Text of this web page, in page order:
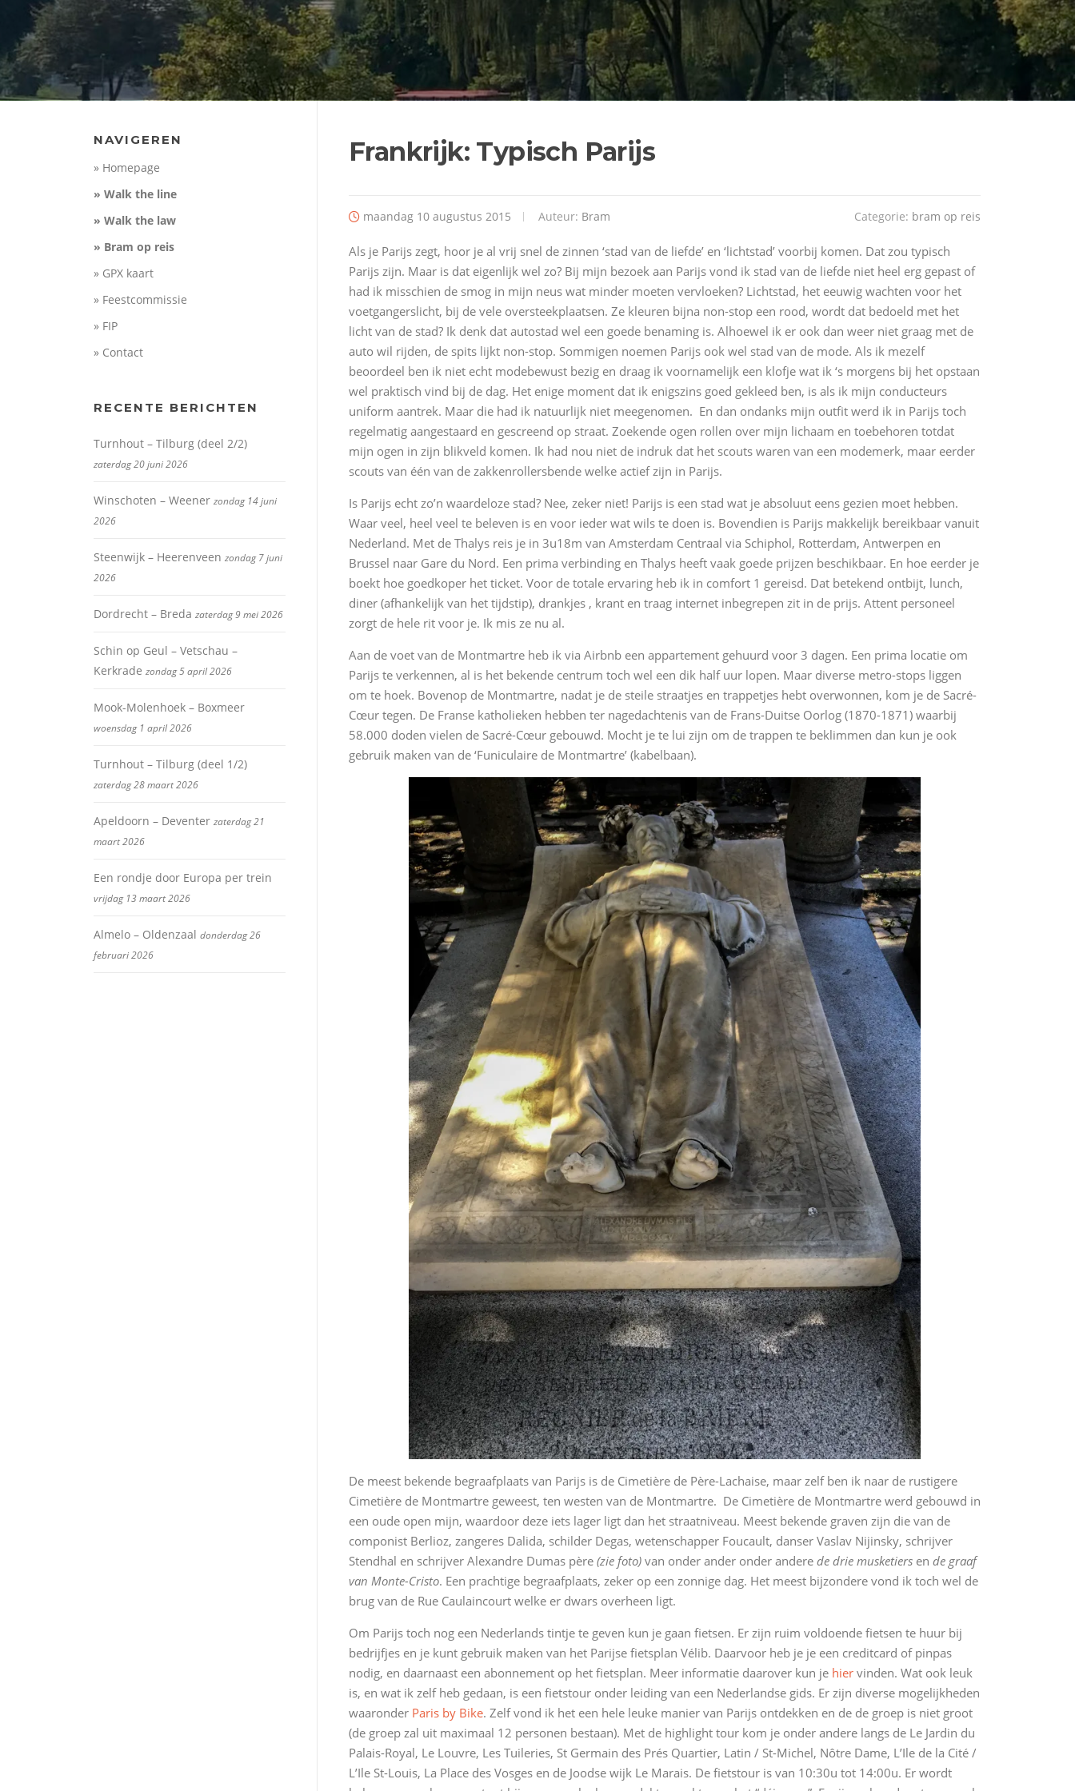
Frankrijk: Typisch Parijs
maandag 10 augustus 2015 Auteur: Bram Categorie: bram op reis
Als je Parijs zegt, hoor je al vrij snel de zinnen ‘stad van de liefde’ en ‘lichtstad’ voorbij komen. Dat zou typisch
Parijs zijn. Maar is dat eigenlijk wel zo? Bij mijn bezoek aan Parijs vond ik stad van de liefde niet heel erg gepast of
had ik misschien de smog in mijn neus wat minder moeten vervloeken? Lichtstad, het eeuwig wachten voor het
voetgangerslicht, bij de vele oversteekplaatsen. Ze kleuren bijna non-stop een rood, wordt dat bedoeld met het
licht van de stad? Ik denk dat autostad wel een goede benaming is. Alhoewel ik er ook dan weer niet graag met de
auto wil rijden, de spits lijkt non-stop. Sommigen noemen Parijs ook wel stad van de mode. Als ik mezelf
beoordeel ben ik niet echt modebewust bezig en draag ik voornamelijk een klofje wat ik ‘s morgens bij het opstaan
wel praktisch vind bij de dag. Het enige moment dat ik enigszins goed gekleed ben, is als ik mijn conducteurs
uniform aantrek. Maar die had ik natuurlijk niet meegenomen. En dan ondanks mijn outfit werd ik in Parijs toch
regelmatig aangestaard en gescreend op straat. Zoekende ogen rollen over mijn lichaam en toebehoren totdat
mijn ogen in zijn blikveld komen. Ik had nou niet de indruk dat het scouts waren van een modemerk, maar eerder
scouts van één van de zakkenrollersbende welke actief zijn in Parijs.
Is Parijs echt zo’n waardeloze stad? Nee, zeker niet! Parijs is een stad wat je absoluut eens gezien moet hebben.
Waar veel, heel veel te beleven is en voor ieder wat wils te doen is. Bovendien is Parijs makkelijk bereikbaar vanuit
Nederland. Met de Thalys reis je in 3u18m van Amsterdam Centraal via Schiphol, Rotterdam, Antwerpen en
Brussel naar Gare du Nord. Een prima verbinding en Thalys heeft vaak goede prijzen beschikbaar. En hoe eerder je
boekt hoe goedkoper het ticket. Voor de totale ervaring heb ik in comfort 1 gereisd. Dat betekend ontbijt, lunch,
diner (afhankelijk van het tijdstip), drankjes , krant en traag internet inbegrepen zit in de prijs. Attent personeel
zorgt de hele rit voor je. Ik mis ze nu al.
Aan de voet van de Montmartre heb ik via Airbnb een appartement gehuurd voor 3 dagen. Een prima locatie om
Parijs te verkennen, al is het bekende centrum toch wel een dik half uur lopen. Maar diverse metro-stops liggen
om te hoek. Bovenop de Montmartre, nadat je de steile straatjes en trappetjes hebt overwonnen, kom je de Sacré-
Cœur tegen. De Franse katholieken hebben ter nagedachtenis van de Frans-Duitse Oorlog (1870-1871) waarbij
58.000 doden vielen de Sacré-Cœur gebouwd. Mocht je te lui zijn om de trappen te beklimmen dan kun je ook
gebruik maken van de ‘Funiculaire de Montmartre’ (kabelbaan).
De meest bekende begraafplaats van Parijs is de Cimetière de Père-Lachaise, maar zelf ben ik naar de rustigere
Cimetière de Montmartre geweest, ten westen van de Montmartre. De Cimetière de Montmartre werd gebouwd in
een oude open mijn, waardoor deze iets lager ligt dan het straatniveau. Meest bekende graven zijn die van de
componist Berlioz, zangeres Dalida, schilder Degas, wetenschapper Foucault, danser Vaslav Nijinsky, schrijver
Stendhal en schrijver Alexandre Dumas père (zie foto) van onder ander onder andere de drie musketiers en de graaf
van Monte-Cristo. Een prachtige begraafplaats, zeker op een zonnige dag. Het meest bijzondere vond ik toch wel de
brug van de Rue Caulaincourt welke er dwars overheen ligt.
Om Parijs toch nog een Nederlands tintje te geven kun je gaan fietsen. Er zijn ruim voldoende fietsen te huur bij
bedrijfjes en je kunt gebruik maken van het Parijse fietsplan Vélib. Daarvoor heb je je een creditcard of pinpas
nodig, en daarnaast een abonnement op het fietsplan. Meer informatie daarover kun je hier vinden. Wat ook leuk
is, en wat ik zelf heb gedaan, is een fietstour onder leiding van een Nederlandse gids. Er zijn diverse mogelijkheden
waaronder Paris by Bike. Zelf vond ik het een hele leuke manier van Parijs ontdekken en de de groep is niet groot
(de groep zal uit maximaal 12 personen bestaan). Met de highlight tour kom je onder andere langs de Le Jardin du
Palais-Royal, Le Louvre, Les Tuileries, St Germain des Prés Quartier, Latin / St-Michel, Nôtre Dame, L’Ile de la Cité /
L’Ile St-Louis, La Place des Vosges en de Joodse wijk Le Marais. De fietstour is van 10:30u tot 14:00u. Er wordt
NAVIGEREN
» Homepage
» Walk the line
» Walk the law
» Bram op reis
» GPX kaart
» Feestcommissie
» FIP
» Contact
RECENTE BERICHTEN
Turnhout – Tilburg (deel 2/2)
zaterdag 20 juni 2026
Winschoten – Weener zondag 14 juni
2026
Steenwijk – Heerenveen zondag 7 juni
2026
Dordrecht – Breda zaterdag 9 mei 2026
Schin op Geul – Vetschau –
Kerkrade zondag 5 april 2026
Mook-Molenhoek – Boxmeer
woensdag 1 april 2026
Turnhout – Tilburg (deel 1/2)
zaterdag 28 maart 2026
Apeldoorn – Deventer zaterdag 21
maart 2026
Een rondje door Europa per trein
vrijdag 13 maart 2026
Almelo – Oldenzaal donderdag 26
februari 2026